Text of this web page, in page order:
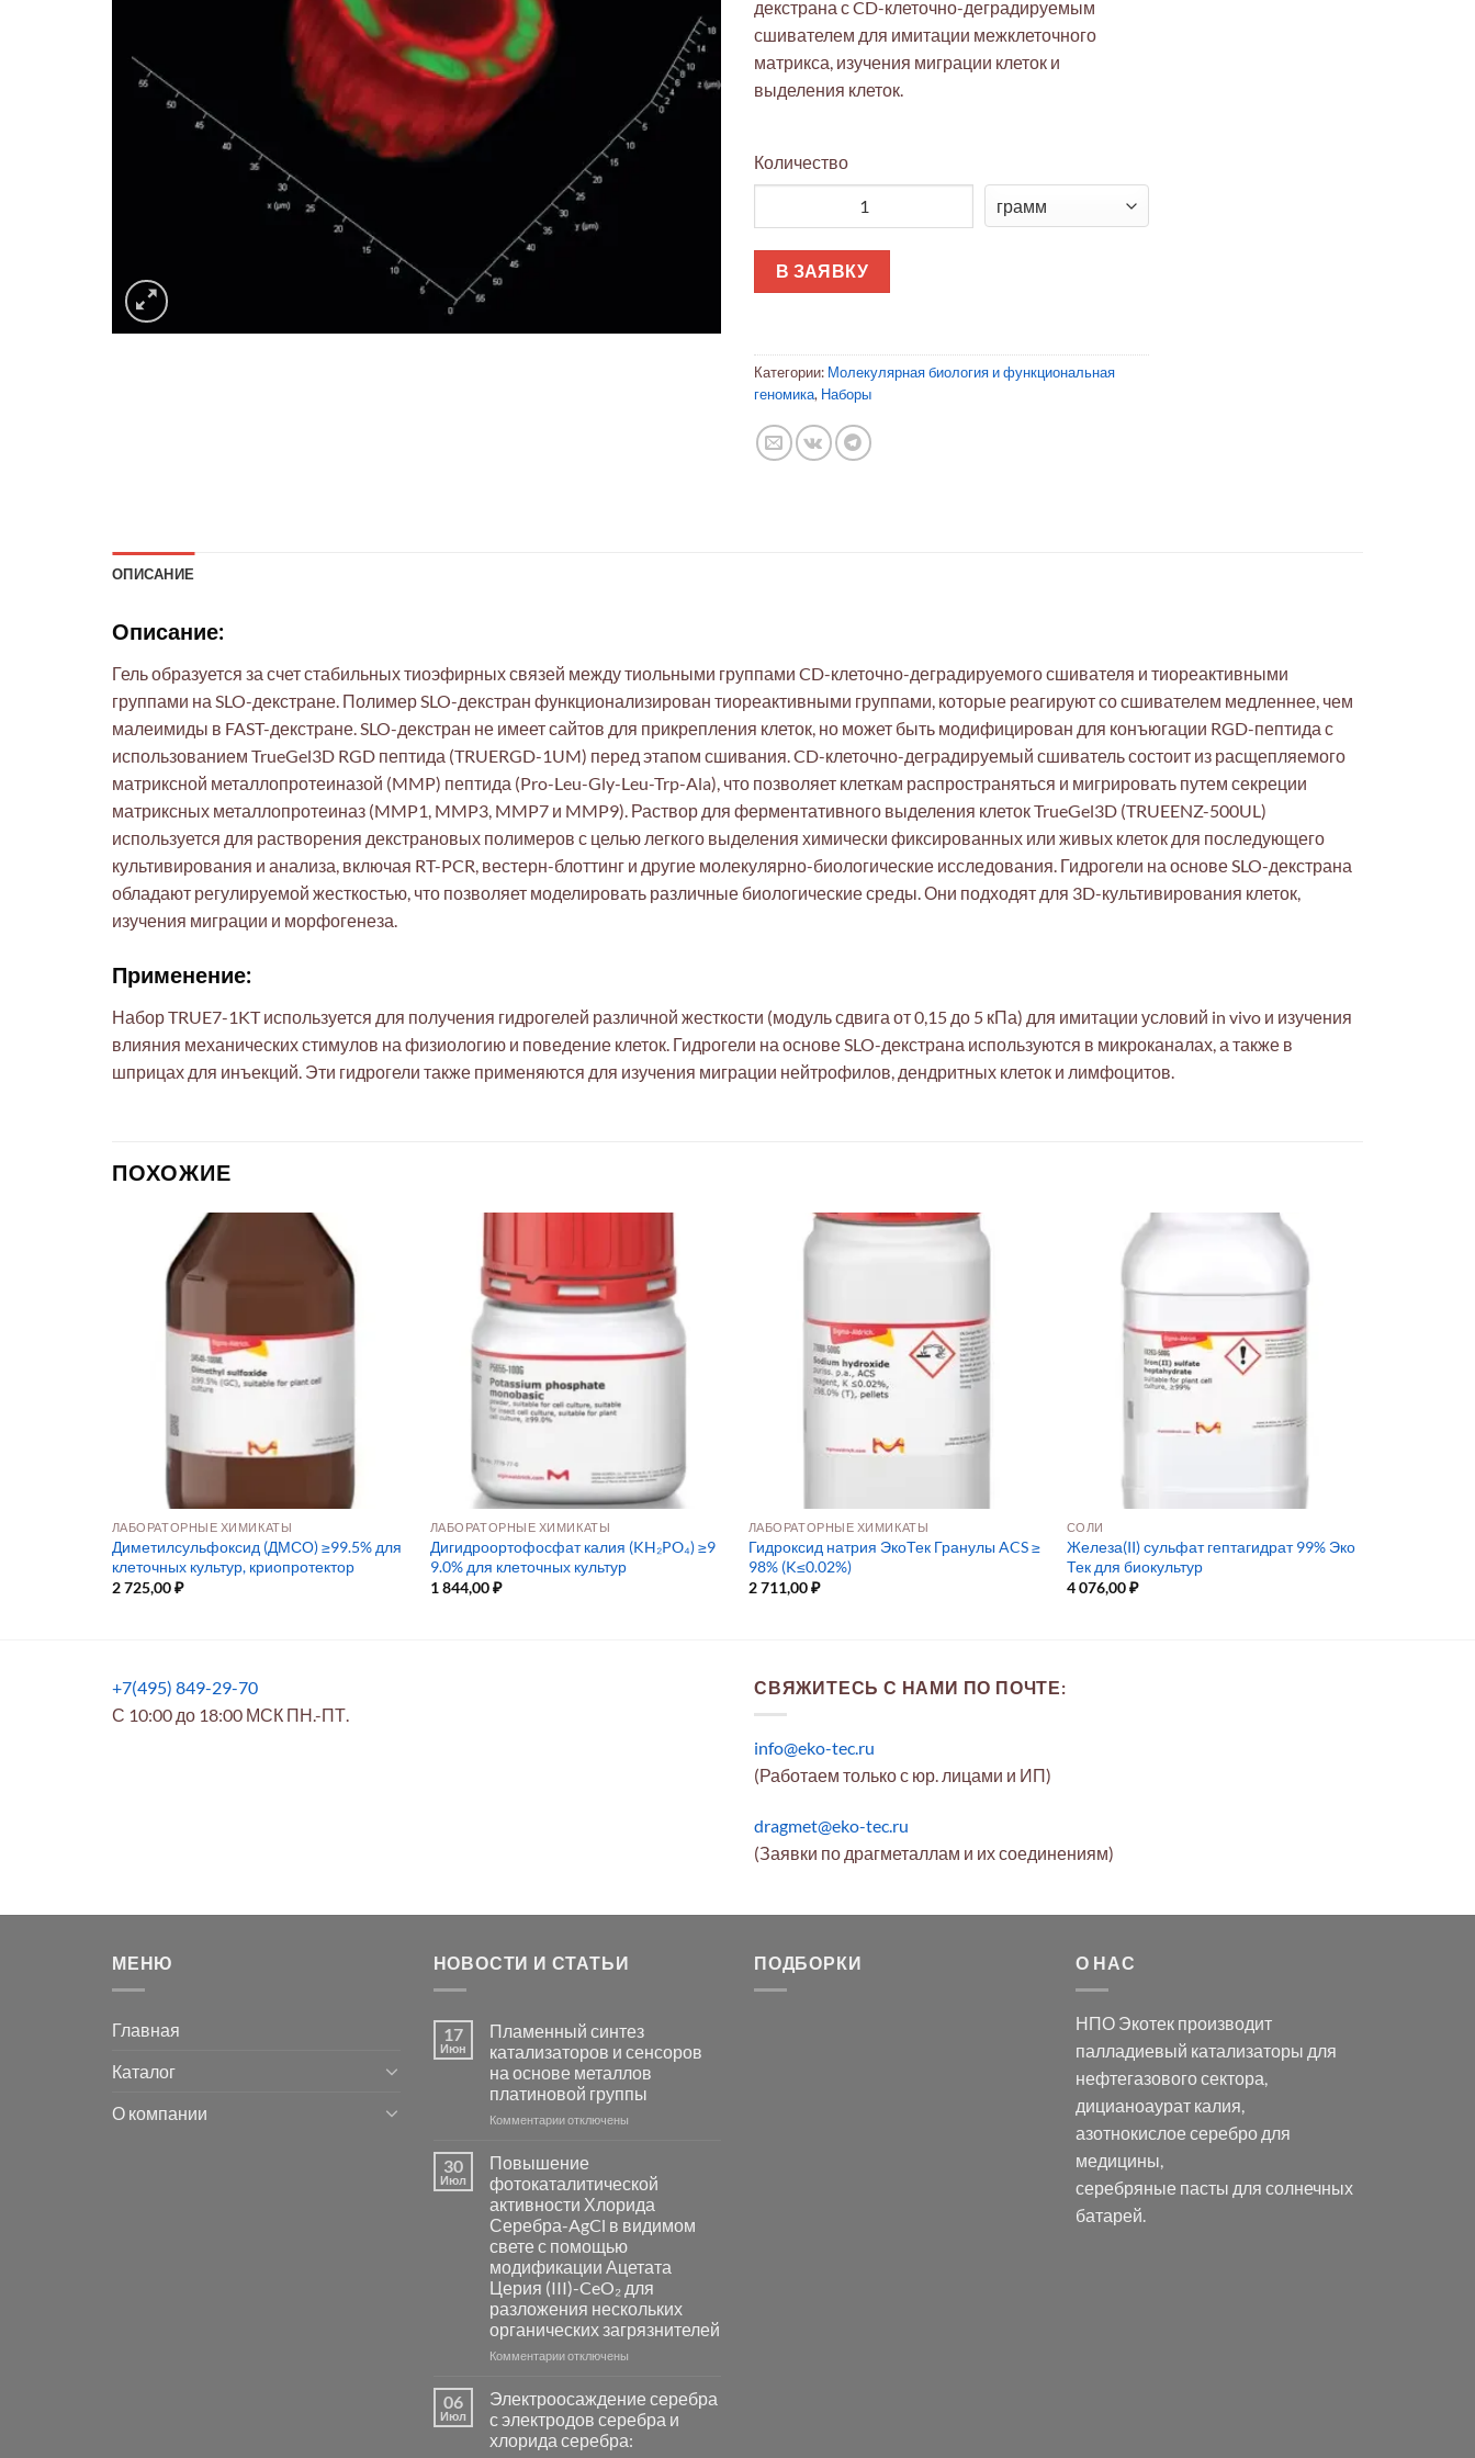
декстрана с CD-клеточно-деградируемым
сшивателем для имитации межклеточного
матрикса, изучения миграции клеток и
выделения клеток.
Количество
В ЗАЯВКУ
Категории: Молекулярная биология и функциональная
геномика, Наборы
ОПИСАНИЕ
Описание:
Гель образуется за счет стабильных тиоэфирных связей между тиольными группами CD-клеточно-деградируемого сшивателя и тиореактивными
группами на SLO-декстране. Полимер SLO-декстран функционализирован тиореактивными группами, которые реагируют со сшивателем медленнее, чем
малеимиды в FAST-декстране. SLO-декстран не имеет сайтов для прикрепления клеток, но может быть модифицирован для конъюгации RGD-пептида с
использованием TrueGel3D RGD пептида (TRUERGD-1UM) перед этапом сшивания. CD-клеточно-деградируемый сшиватель состоит из расщепляемого
матриксной металлопротеиназой (MMP) пептида (Pro-Leu-Gly-Leu-Trp-Ala), что позволяет клеткам распространяться и мигрировать путем секреции
матриксных металлопротеиназ (MMP1, MMP3, MMP7 и MMP9). Раствор для ферментативного выделения клеток TrueGel3D (TRUEENZ-500UL)
используется для растворения декстрановых полимеров с целью легкого выделения химически фиксированных или живых клеток для последующего
культивирования и анализа, включая RT-PCR, вестерн-блоттинг и другие молекулярно-биологические исследования. Гидрогели на основе SLO-декстрана
обладают регулируемой жесткостью, что позволяет моделировать различные биологические среды. Они подходят для 3D-культивирования клеток,
изучения миграции и морфогенеза.
Применение:
Набор TRUE7-1KT используется для получения гидрогелей различной жесткости (модуль сдвига от 0,15 до 5 кПа) для имитации условий in vivo и изучения
влияния механических стимулов на физиологию и поведение клеток. Гидрогели на основе SLO-декстрана используются в микроканалах, а также в
шприцах для инъекций. Эти гидрогели также применяются для изучения миграции нейтрофилов, дендритных клеток и лимфоцитов.
ПОХОЖИЕ
ЛАБОРАТОРНЫЕ ХИМИКАТЫ
Диметилсульфоксид (ДМСО) ≥99.5% для
клеточных культур, криопротектор
2 725,00₽
ЛАБОРАТОРНЫЕ ХИМИКАТЫ
Дигидроортофосфат калия (KH₂PO₄) ≥9
9.0% для клеточных культур
1 844,00₽
ЛАБОРАТОРНЫЕ ХИМИКАТЫ
Гидроксид натрия ЭкоТек Гранулы ACS ≥
98% (K≤0.02%)
2 711,00₽
СОЛИ
Железа(II) сульфат гептагидрат 99% Эко
Тек для биокультур
4 076,00₽
+7(495) 849-29-70
С 10:00 до 18:00 МСК ПН.-ПТ.
СВЯЖИТЕСЬ С НАМИ ПО ПОЧТЕ:
info@eko-tec.ru
(Работаем только с юр. лицами и ИП)
dragmet@eko-tec.ru
(Заявки по драгметаллам и их соединениям)
МЕНЮ
Главная
Каталог
О компании
НОВОСТИ И СТАТЬИ
17
Июн
Пламенный синтез
катализаторов и сенсоров
на основе металлов
платиновой группы
Комментариик
синтез
катализаторов
и
сенсоров
на
основе
металлов
платиновой
группы
отключены
30
Июл
Повышение
фотокаталитической
активности Хлорида
Серебра-AgCl в видимом
свете с помощью
модификации Ацетата
Церия (III)-CeO₂ для
разложения нескольких
органических загрязнителей
Комментариик
фотокаталитической
активности
Хлорида
отключены
06
Июл
Электроосаждение серебра
с электродов серебра и
хлорида серебра:
ПОДБОРКИ О НАС
НПО Экотек производит
палладиевый катализаторы для
нефтегазового сектора,
дицианоаурат калия,
азотнокислое серебродля
медицины,
серебряные пасты для солнечных
батарей.